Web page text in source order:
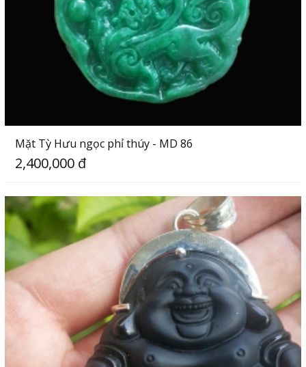
Mặt Tỳ Hưu ngọc phỉ thúy - MD 86
2,400,000 đ